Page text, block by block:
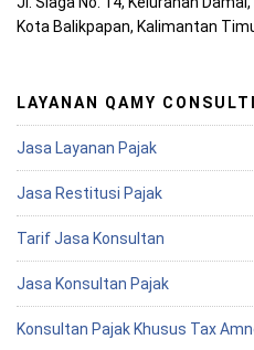
Kota Balikpapan, Kalimantan
LAYANAN QAMY
Jasa Layanan Pajak
Jasa Restitusi Pajak
Tarif Jasa Konsultan
Jasa Konsultan Pajak
Konsultan Pajak Khusus Tax